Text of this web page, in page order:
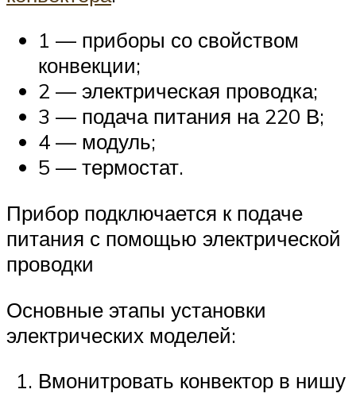
1 — приборы со свойством
конвекции;
2 — электрическая проводка;
3 — подача питания на 220 В;
4 — модуль;
5 — термостат.
Прибор подключается к подаче
питания с помощью электрической
проводки
Основные этапы установки
электрических моделей:
Вмонитровать конвектор в нишу